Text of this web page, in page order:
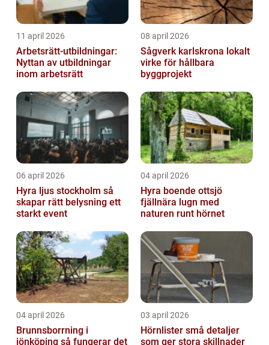
11 april 2026
Arbetsrätt-utbildningar:
Nyttan av utbildningar
inom arbetsrätt
08 april 2026
Sågverk karlskrona lokalt
virke för hållbara
byggprojekt
06 april 2026
Hyra ljus stockholm så
skapar rätt belysning ett
starkt event
04 april 2026
Hyra boende ottsjö
fjällnära lugn med
naturen runt hörnet
04 april 2026
Brunnsborrning i
jönköping så fungerar det
03 april 2026
Hörnlister små detaljer
som ger stora skillnader